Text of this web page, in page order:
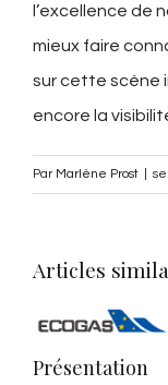
l’excellence de
mieux faire
sur cette scène
encore la
Par Marlène Prost
Articles
Présentation